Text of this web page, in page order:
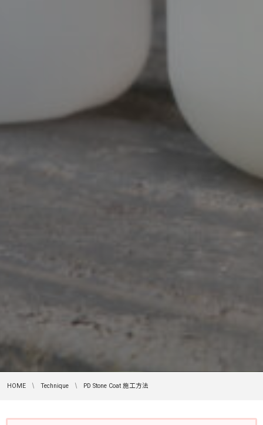
HOME Technique PD Stone Coat 施工方法